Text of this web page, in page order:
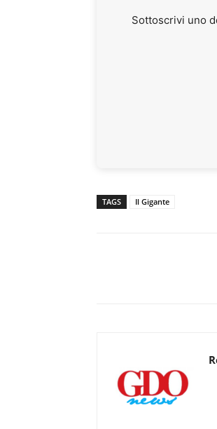
Sottoscrivi uno
TAGS Il Gigante